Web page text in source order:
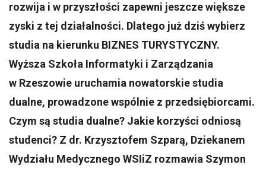
rozwija i w przyszłości zapewni jeszcze większe
zyski z tej działalności. Dlatego już dziś wybierz
studia na kierunku BIZNES TURYSTYCZNY.
Wyższa Szkoła Informatyki i Zarządzania
w Rzeszowie uruchamia nowatorskie studia
dualne, prowadzone wspólnie z przedsiębiorcami.
Czym są studia dualne? Jakie korzyści odniosą
studenci? Z dr. Krzysztofem Szparą, Dziekanem
Wydziału Medycznego WSIiZ rozmawia Szymon